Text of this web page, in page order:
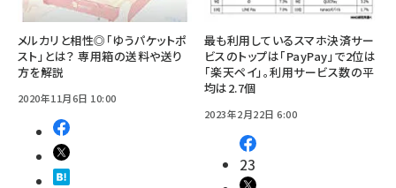
メルカリと相性◎「ゆうパケットポ
スト」とは？ 専用箱の送料や送り
方を解説
2020年11月6日 10:00
最も利用しているスマホ決済サー
ビスのトップは「PayPay」で2位は
「楽天ペイ」。利用サービス数の平
均は2.7個
2023年2月22日 6:00
23